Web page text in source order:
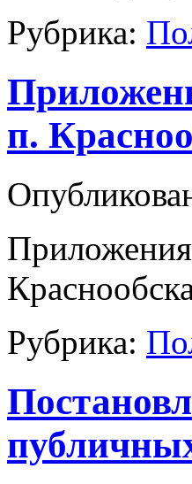
Рубрика:
п.
Рубрика: